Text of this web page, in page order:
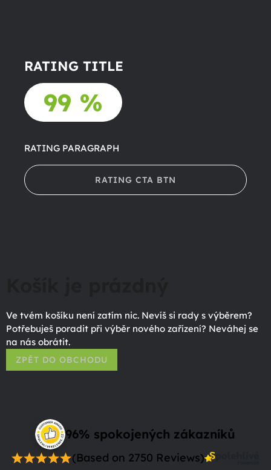
RATING TITLE
99 %
RATING PARAGRAPH
RATING CTA BTN
Ve tvém košíku není zatím nic. Nevíš si rady s výběrem?
Potřebuješ poradit při výběr nového zařízení? Neváhej se
na nás obrátit.
ZPĚT DO OBCHODU
96% spokojených zákazníků
(Based on 2750 Reviews)